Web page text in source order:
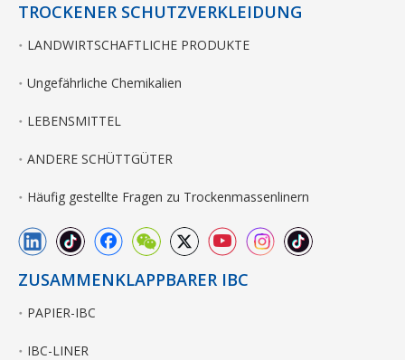
TROCKENER SCHUTZVERKLEIDUNG
LANDWIRTSCHAFTLICHE PRODUKTE
Ungefährliche Chemikalien
LEBENSMITTEL
ANDERE SCHÜTTGÜTER
Häufig gestellte Fragen zu Trockenmassenlinern
ZUSAMMENKLAPPBARER IBC
PAPIER-IBC
IBC-LINER